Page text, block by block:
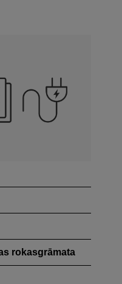
rokasgrāmata